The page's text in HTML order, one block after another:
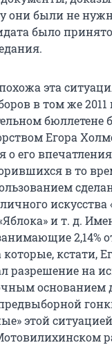
они были не
было
эта
в том же 2011
бюллетене
Егора
о его
в то
искусства
и т. д.
2,14%
кстати,
разрешение на
основанием
этой